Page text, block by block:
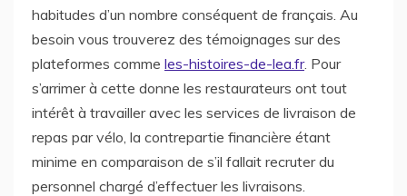
habitudes d’un nombre conséquent de français. Au
besoin vous trouverez des témoignages sur des
plateformes comme les-histoires-de-lea.fr. Pour
s’arrimer à cette donne les restaurateurs ont tout
intérêt à travailler avec les services de livraison de
repas par vélo, la contrepartie financière étant
minime en comparaison de s’il fallait recruter du
personnel chargé d’effectuer les livraisons.